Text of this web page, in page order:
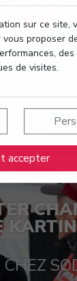
sur ce site,
proposer
de visites.
accepter